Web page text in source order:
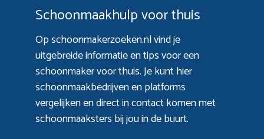
Schoonmaakhulp voor thuis
Op schoonmakerzoeken.nl vind je
uitgebreide informatie en tips voor een
schoonmaker voor thuis. Je kunt hier
schoonmaakbedrijven en platforms
vergelijken en direct in contact komen met
schoonmaaksters bij jou in de buurt.